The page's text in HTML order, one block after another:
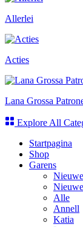
Allerlei
Acties
Lana Grossa
Explore All
Startpagina
Shop
Garens
Alle
Annell
Katia